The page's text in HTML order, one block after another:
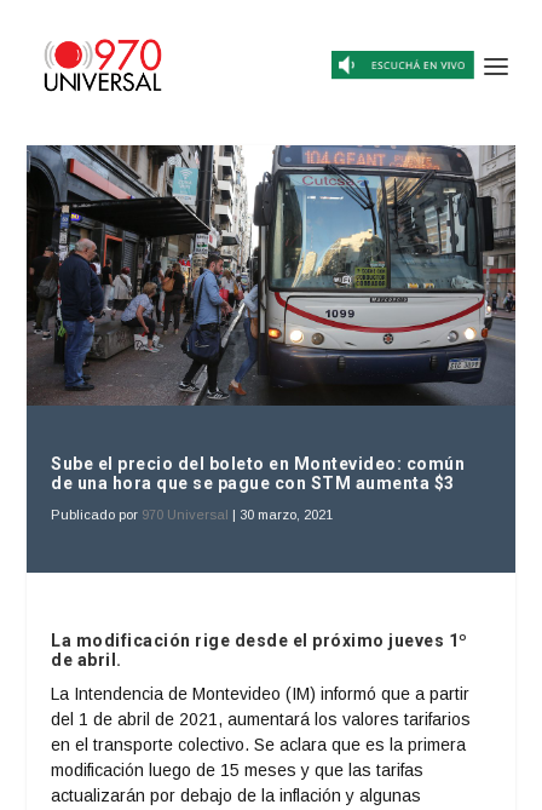
Sube el precio del boleto en Montevideo: común
de una hora que se pague con STM aumenta $3
Publicado por 970 Universal | 30 marzo, 2021
La modificación rige desde el próximo jueves 1º
de abril.
La Intendencia de Montevideo (IM) informó que a partir
del 1 de abril de 2021, aumentará los valores tarifarios
en el transporte colectivo. Se aclara que es la primera
modificación luego de 15 meses y que las tarifas
actualizarán por debajo de la inflación y algunas